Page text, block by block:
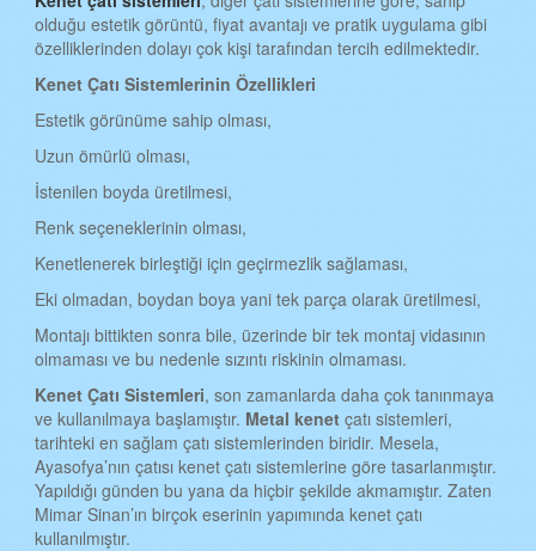
KONYA KENET ÇATI
KÜTAHYA KENET ÇATI
MALATYA KENET ÇATI
MANİSA KENET ÇATI
KAHRAMANMARAŞ KENET ÇATI
MARDİN KENET ÇATI
MUĞLA KENET ÇATI
MUŞ KENET ÇATI
NEVŞEHİR KENET ÇATI
NİĞDE KENET ÇATI
ORDU KENET ÇATI
RİZE KENET ÇATI
olduğu estetik görüntü, fiyat avantajı ve pratik uygulama gibi
özelliklerinden dolayı çok kişi tarafından tercih edilmektedir.
Kenet Çatı Sistemlerinin Özellikleri
Estetik görünüme sahip olması,
Uzun ömürlü olması,
İstenilen boyda üretilmesi,
Renk seçeneklerinin olması,
Kenetlenerek birleştiği için geçirmezlik sağlaması,
Eki olmadan, boydan boya yani tek parça olarak üretilmesi,
Montajı bittikten sonra bile, üzerinde bir tek montaj vidasının
olmaması ve bu nedenle sızıntı riskinin olmaması.
KenetÇatıSistemleri, son zamanlarda daha çok tanınmaya
ve kullanılmaya başlamıştır. Metal kenetçatı sistemleri,
tarihteki en sağlam çatı sistemlerinden biridir. Mesela,
Ayasofya’nın çatısı kenet çatı sistemlerine göre tasarlanmıştır.
Yapıldığı günden bu yana da hiçbir şekilde akmamıştır. Zaten
Mimar Sinan’ın birçok eserinin yapımında kenet çatı
kullanılmıştır.